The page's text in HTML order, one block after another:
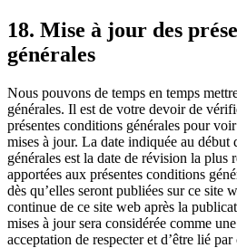
18. Mise à jour des
générales
Nous pouvons de temps en temps
générales. Il est de votre devoir de
présentes conditions générales pour
mises à jour. La date indiquée au début
générales est la date de révision la plus
apportées aux présentes conditions
dès qu’elles seront publiées sur ce site
continue de ce site web après la
mises à jour sera considérée comme
acceptation de respecter et d’être lié